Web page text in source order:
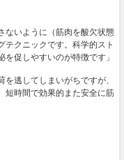
ないように（筋肉を酸欠状態
テクニックです。科学的スト
促しやすいのが特徴です」
逃してしまいがちですが、
短時間で効果的また安全に筋